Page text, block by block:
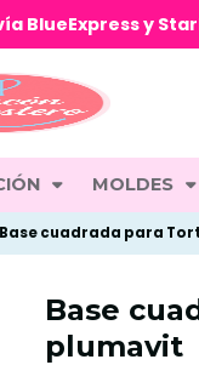
MOLDES
BlueExpress y
Base cuadrada para
Base
plumavit